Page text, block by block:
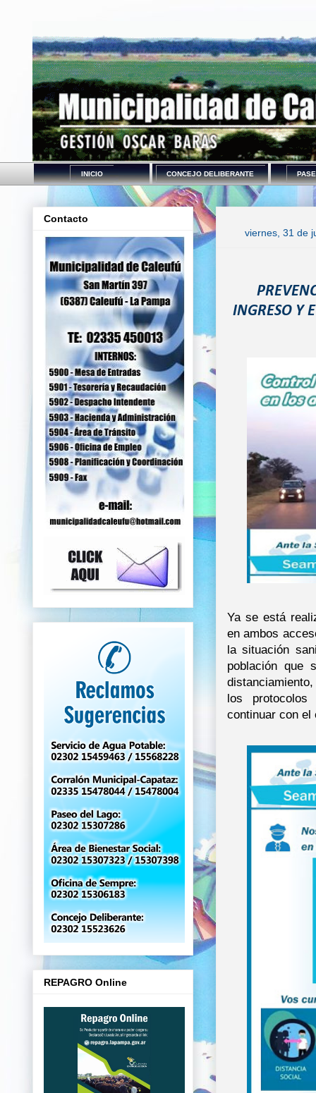
INICIO CONCEJO DELIBERANTE
viernes, 31 de
INGRESO Y
Ya se está
en ambos
la situación
población que
los
continuar con el
Contacto
REPAGRO Online